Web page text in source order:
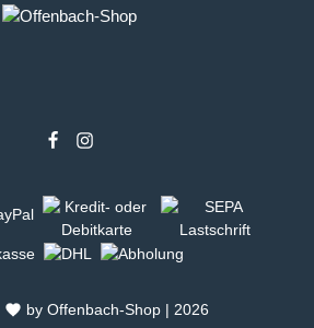
by Offenbach-Shop | 2026